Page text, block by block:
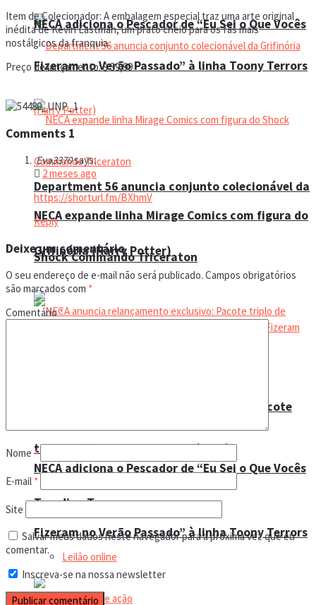
Department 56 anuncia conjunto colecionável da
Grifinória (Harry Potter)
NECA adiciona o Pescador de “Eu Sei o Que Vocês
Fizeram no Verão Passado” à linha Toony Terrors
NECA adiciona o Pescador de “Eu Sei o Que Vocês
Fizeram no Verão Passado” à linha Toony Terrors
NECA expande linha Mirage Comics com figura do
Shock Commando Triceraton
NECA anuncia relançamento exclusivo: Pacote
triplo de “Tartarugas Ninja” (1987)
Trending Tags
Leilão online
Boneco de ação
Item de Colecionador: A embalagem especial traz uma arte original
inédita de Kevin Eastman, um prato cheio para os fãs mais
nostálgicos da franquia.
Preço de lançamento: $ 39,99
Comments 1
Eva3370says:
2 meses ago
https://shorturl.fm/BXhmV
Reply
Deixe um comentário
O seu endereço de e-mail não será publicado. Campos obrigatórios
são marcados com *
Comentário*
Nome *
E-mail *
Site
Salvar meus dados neste navegador para a próxima vez que eu
comentar.
Inscreva-se na nossa newsletter